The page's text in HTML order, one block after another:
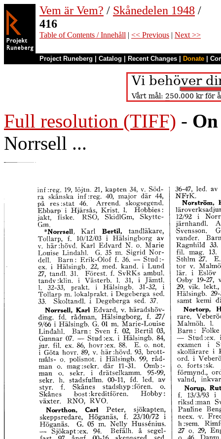
Vem är Vem? / Skånedelen 1948 /
416
Table of Contents / Innehåll | << Previous | Next >>
Project Runeberg Catalog Recent Changes Donate
Full resolution (TIFF) -
Norrsell ...